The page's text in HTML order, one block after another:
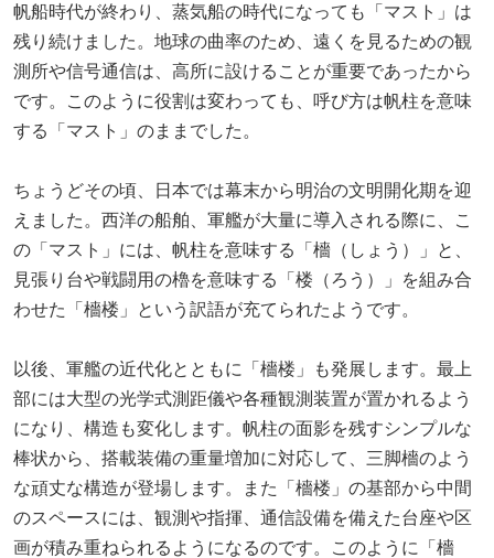
帆船時代が終わり、蒸気船の時代になっても「マスト」は
残り続けました。地球の曲率のため、遠くを見るための観
測所や信号通信は、高所に設けることが重要であったから
です。このように役割は変わっても、呼び方は帆柱を意味
する「マスト」のままでした。
ちょうどその頃、日本では幕末から明治の文明開化期を迎
えました。西洋の船舶、軍艦が大量に導入される際に、こ
の「マスト」には、帆柱を意味する「檣（しょう）」と、
見張り台や戦闘用の櫓を意味する「楼（ろう）」を組み合
わせた「檣楼」という訳語が充てられたようです。
以後、軍艦の近代化とともに「檣楼」も発展します。最上
部には大型の光学式測距儀や各種観測装置が置かれるよう
になり、構造も変化します。帆柱の面影を残すシンプルな
棒状から、搭載装備の重量増加に対応して、三脚檣のよう
な頑丈な構造が登場します。また「檣楼」の基部から中間
のスペースには、観測や指揮、通信設備を備えた台座や区
画が積み重ねられるようになるのです。このように「檣